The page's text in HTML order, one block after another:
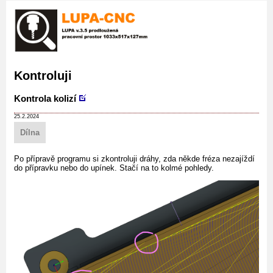
Kontroluji
Kontrola kolizí
25.2.2024
Dílna
Po přípravě programu si zkontroluji dráhy, zda někde fréza nezajíždí
do přípravku nebo do upínek. Stačí na to kolmé pohledy.